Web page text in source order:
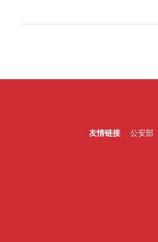
友情链接 公安部